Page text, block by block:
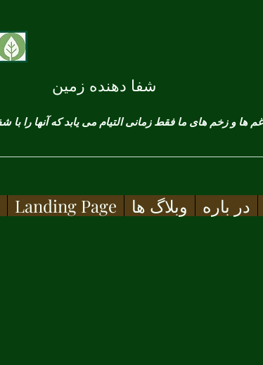
شفا دهنده زمین
Landing Page وبلاگ ها در باره